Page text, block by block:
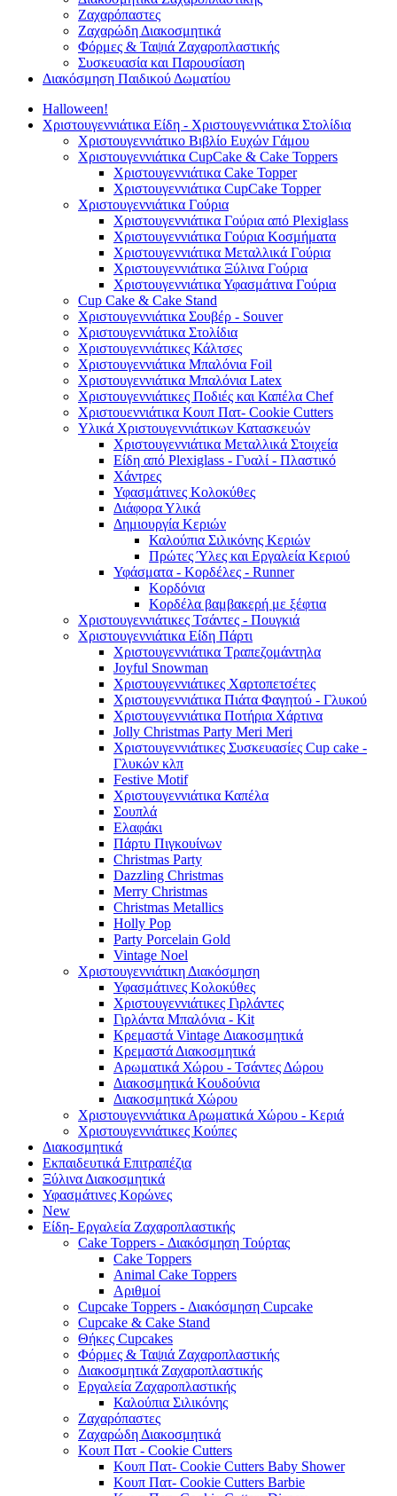
Ζαχαρόπαστες
Ζαχαρώδη Διακοσμητικά
Φόρμες & Ταψιά Ζαχαροπλαστικής
Συσκευασία και Παρουσίαση
Διακόσμηση Παιδικού Δωματίου
Halloween!
Χριστουγεννιάτικα Είδη - Χριστουγεννιάτικα Στολίδια
Χριστουγεννιάτικο Βιβλίο Ευχών Γάμου
Χριστουγεννιάτικα CupCake & Cake Toppers
Χριστουγεννιάτικα Cake Topper
Χριστουγεννιάτικα CupCake Topper
Χριστουγεννιάτικα Γούρια
Χριστουγεννιάτικα Γούρια από Plexiglass
Χριστουγεννιάτικα Γούρια Κοσμήματα
Χριστουγεννιάτικα Μεταλλικά Γούρια
Χριστουγεννιάτικα Ξύλινα Γούρια
Χριστουγεννιάτικα Υφασμάτινα Γούρια
Cup Cake & Cake Stand
Χριστουγεννιάτικα Σουβέρ - Souver
Χριστουγεννιάτικα Στολίδια
Χριστουγεννιάτικες Κάλτσες
Χριστουγεννιάτικα Μπαλόνια Foil
Χριστουγεννιάτικα Μπαλόνια Latex
Χριστουγεννιάτικες Ποδιές και Καπέλα Chef
Χριστουεννιάτικα Κουπ Πατ- Cookie Cutters
Υλικά Χριστουγεννιάτικων Κατασκευών
Χριστουγεννιάτικα Μεταλλικά Στοιχεία
Είδη από Plexiglass - Γυαλί - Πλαστικό
Χάντρες
Υφασμάτινες Κολοκύθες
Διάφορα Υλικά
Δημιουργία Κεριών
Καλούπια Σιλικόνης Κεριών
Πρώτες Ύλες και Εργαλεία Κεριού
Υφάσματα - Κορδέλες - Runner
Κορδόνια
Κορδέλα βαμβακερή με ξέφτια
Χριστουγεννιάτικες Τσάντες - Πουγκιά
Χριστουγεννιάτικα Είδη Πάρτι
Χριστουγεννιάτικα Τραπεζομάντηλα
Joyful Snowman
Χριστουγεννιάτικες Χαρτοπετσέτες
Χριστουγεννιάτικα Πιάτα Φαγητού - Γλυκού
Χριστουγεννιάτικα Ποτήρια Χάρτινα
Jolly Christmas Party Meri Meri
Χριστουγεννιάτικες Συσκευασίες Cup cake -
Γλυκών κλπ
Festive Motif
Χριστουγεννιάτικα Καπέλα
Σουπλά
Ελαφάκι
Πάρτυ Πιγκουίνων
Christmas Party
Dazzling Christmas
Merry Christmas
Christmas Metallics
Holly Pop
Party Porcelain Gold
Vintage Noel
Χριστουγεννιάτικη Διακόσμηση
Υφασμάτινες Κολοκύθες
Χριστουγεννιάτικες Γιρλάντες
Γιρλάντα Μπαλόνια - Kit
Κρεμαστά Vintage Διακοσμητικά
Κρεμαστά Διακοσμητικά
Αρωματικά Χώρου - Τσάντες Δώρου
Διακοσμητικά Κουδούνια
Διακοσμητικά Χώρου
Χριστουγεννιάτικα Αρωματικά Χώρου - Κεριά
Χριστουγεννιάτικες Κούπες
Διακοσμητικά
Εκπαιδευτικά Επιτραπέζια
Ξύλινα Διακοσμητικά
Υφασμάτινες Κορώνες
New
Είδη- Εργαλεία Ζαχαροπλαστικής
Cake Toppers - Διακόσμηση Τούρτας
Cake Toppers
Animal Cake Toppers
Αριθμοί
Cupcake Toppers - Διακόσμηση Cupcake
Cupcake & Cake Stand
Θήκες Cupcakes
Φόρμες & Ταψιά Ζαχαροπλαστικής
Διακοσμητικά Ζαχαροπλαστικής
Εργαλεία Ζαχαροπλαστικής
Καλούπια Σιλικόνης
Ζαχαρόπαστες
Ζαχαρώδη Διακοσμητικά
Κουπ Πατ - Cookie Cutters
Κουπ Πατ- Cookie Cutters Baby Shower
Κουπ Πατ- Cookie Cutters Barbie